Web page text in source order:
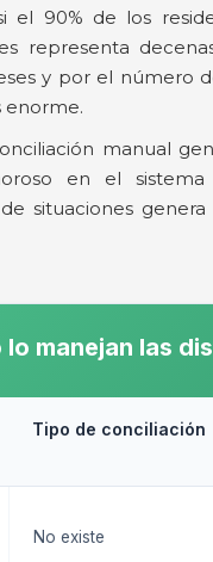
el 90% de los
representa
y por el número
enorme.
manual
en el
situaciones
lo manejan las
Tipo de conciliación
No existe